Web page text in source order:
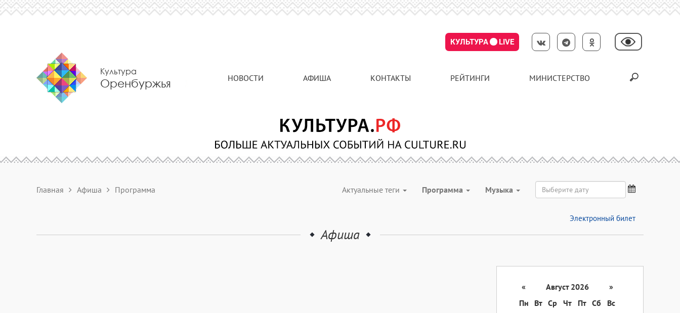
КУЛЬТУРА LIVE
Культура
Оренбуржья НОВОСТИ АФИША КОНТАКТЫ РЕЙТИНГИ МИНИСТЕРСТВО
Главная Афиша Программа Актуальные теги Программа Музыка
Электронный билет
Афиша
« Август 2026
»
Пн
Вт Ср Чт Пт Сб
Вс